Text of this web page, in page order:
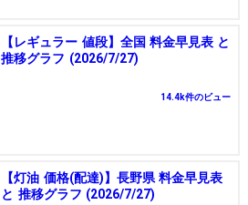
【レギュラー 値段】全国 料金早見表 と
推移グラフ (2026/7/27)
14.4k件のビュー
【灯油 価格(配達)】長野県 料金早見表
と 推移グラフ (2026/7/27)